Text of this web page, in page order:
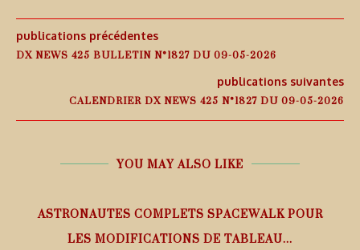
publications précédentes
DX NEWS 425 BULLETIN N°1827 DU 09-05-2026
publications suivantes
CALENDRIER DX NEWS 425 N°1827 DU 09-05-2026
YOU MAY ALSO LIKE
ASTRONAUTES COMPLETS SPACEWALK POUR
LES MODIFICATIONS DE TABLEAU...